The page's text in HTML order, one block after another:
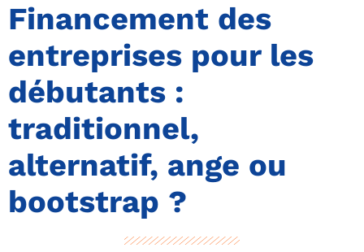
Financement des
entreprises pour les
débutants :
traditionnel,
alternatif, ange ou
bootstrap ?